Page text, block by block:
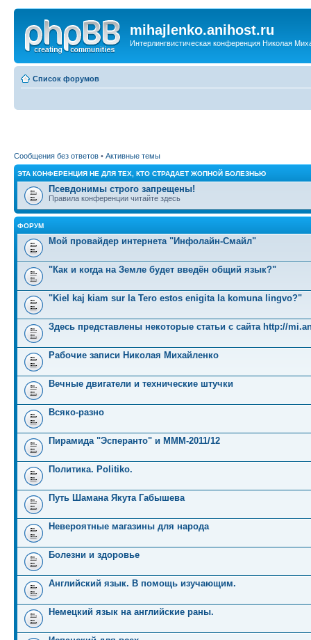
mihajlenko.anihost.ru
Интерлингвистическая конференция Николая
Список форумов
Сообщения без ответов • Активные темы
ЭТА КОНФЕРЕНЦИЯ НЕ ДЛЯ ТЕХ, КТО СТРАДАЕТ ЖОПНОЙ БОЛЕЗНЬЮ
Псевдонимы строго запрещены!
Правила конференции читайте здесь
ФОРУМ
Мой провайдер интернета "Инфолайн-Смайл"
"Как и когда на Земле будет введён общий язык?"
"Kiel kaj kiam sur la Tero estos enigita la komuna lingvo?"
Здесь представлены некоторые статьи с сайта http://
Рабочие записи Николая Михайленко
Вечные двигатели и технические штучки
Всяко-разно
Пирамида "Эсперанто" и MMM-2011/12
Политика. Politiko.
Путь Шамана Якута Габышева
Невероятные магазины для народа
Болезни и здоровье
Английский язык. В помощь изучающим.
Немецкий язык на английские раны.